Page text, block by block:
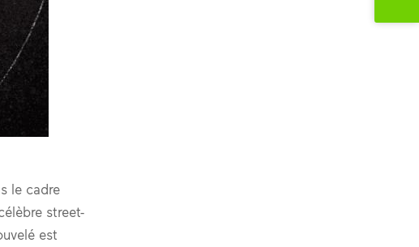
le cadre
street-
est